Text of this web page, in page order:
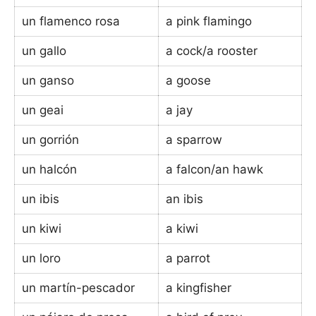
un flamenco rosa a pink flamingo
un gallo a cock/a rooster
un ganso a goose
un geai a jay
un gorrión a sparrow
un halcón a falcon/an hawk
un ibis an ibis
un kiwi a kiwi
un loro a parrot
un martín-pescador a kingfisher